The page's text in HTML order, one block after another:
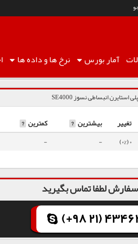
آماربورس نرخ هاو داده ها
پلی استایرن انبساطی نسوز SE4000
تغییر بیشترین ? کمترین ?
0 (0%)
-
-
لطفا تماس بگیرید
(+98 21)